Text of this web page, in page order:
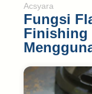
Acsyara
Fungsi
Finishing